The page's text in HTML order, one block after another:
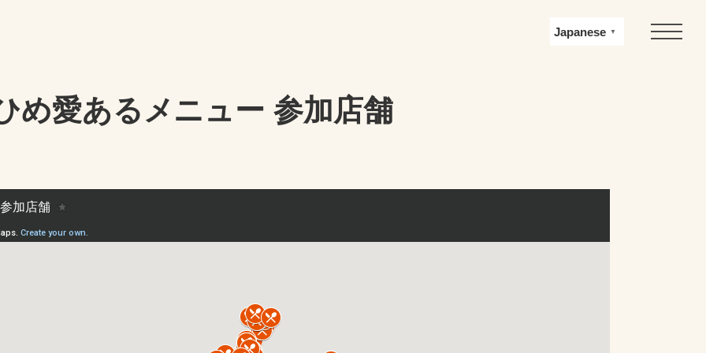
め愛あるメニュー 参加店舗
Japanese ▼